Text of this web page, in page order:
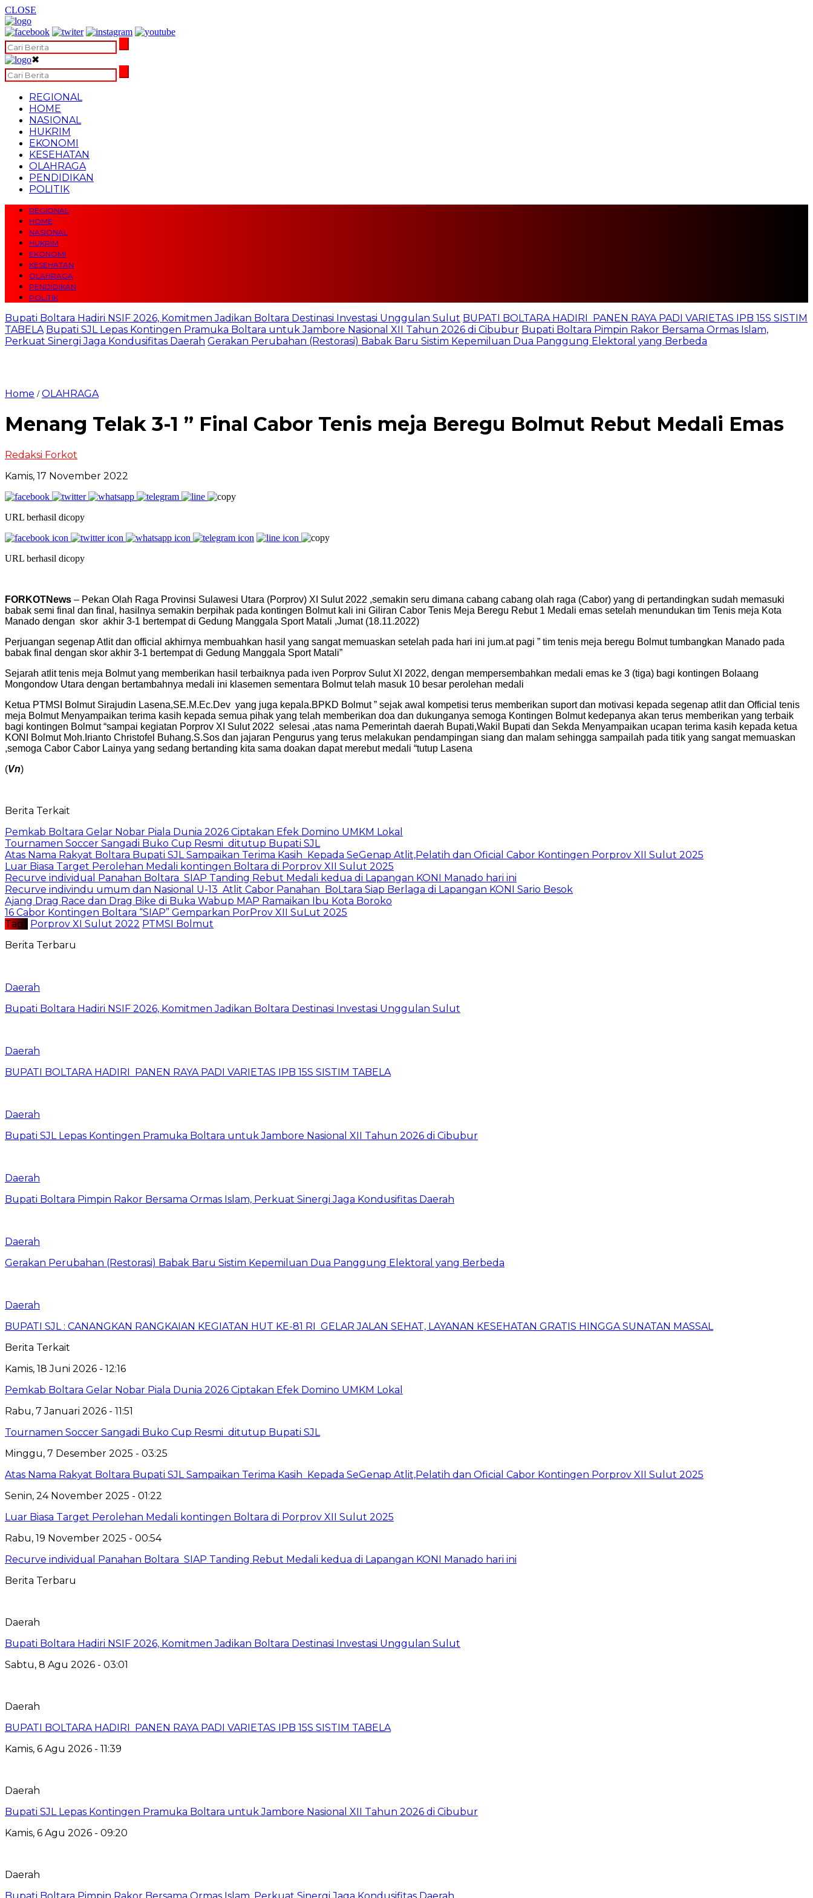
CLOSE
✖
REGIONAL
HOME
NASIONAL
HUKRIM
EKONOMI
KESEHATAN
OLAHRAGA
PENDIDIKAN
POLITIK
REGIONAL
HOME
NASIONAL
HUKRIM
EKONOMI
KESEHATAN
OLAHRAGA
PENDIDIKAN
POLITIK
Bupati Boltara Hadiri NSIF 2026, Komitmen Jadikan Boltara Destinasi Investasi Unggulan Sulut BUPATI BOLTARA HADIRI PANEN RAYA PADI VARIETAS IPB 15S SISTIM
TABELA Bupati SJL Lepas Kontingen Pramuka Boltara untuk Jambore Nasional XII Tahun 2026 di Cibubur Bupati Boltara Pimpin Rakor Bersama Ormas Islam,
Perkuat Sinergi Jaga Kondusifitas Daerah Gerakan Perubahan (Restorasi) Babak Baru Sistim Kepemiluan Dua Panggung Elektoral yang Berbeda
Home /OLAHRAGA
Menang Telak 3-1 ” Final Cabor Tenis meja Beregu Bolmut Rebut Medali Emas
Redaksi Forkot
Kamis, 17 November 2022
URL berhasil dicopy
URL berhasil dicopy
FORKOTNews – Pekan Olah Raga Provinsi Sulawesi Utara (Porprov) XI Sulut 2022 ,semakin seru dimana cabang cabang olah raga (Cabor) yang di pertandingkan sudah memasuki
babak semi final dan final, hasilnya semakin berpihak pada kontingen Bolmut kali ini Giliran Cabor Tenis Meja Beregu Rebut 1 Medali emas setelah menundukan tim Tenis meja Kota
Manado dengan skor akhir 3-1 bertempat di Gedung Manggala Sport Matali ,Jumat (18.11.2022)
Perjuangan segenap Atlit dan official akhirnya membuahkan hasil yang sangat memuaskan setelah pada hari ini jum.at pagi ” tim tenis meja beregu Bolmut tumbangkan Manado pada
babak final dengan skor akhir 3-1 bertempat di Gedung Manggala Sport Matali”
Sejarah atlit tenis meja Bolmut yang memberikan hasil terbaiknya pada iven Porprov Sulut XI 2022, dengan mempersembahkan medali emas ke 3 (tiga) bagi kontingen Bolaang
Mongondow Utara dengan bertambahnya medali ini klasemen sementara Bolmut telah masuk 10 besar perolehan medali
Ketua PTMSI Bolmut Sirajudin Lasena,SE.M.Ec.Dev yang juga kepala.BPKD Bolmut ” sejak awal kompetisi terus memberikan suport dan motivasi kepada segenap atlit dan Official tenis
meja Bolmut Menyampaikan terima kasih kepada semua pihak yang telah memberikan doa dan dukunganya semoga Kontingen Bolmut kedepanya akan terus memberikan yang terbaik
bagi kontingen Bolmut “sampai kegiatan Porprov XI Sulut 2022 selesai ,atas nama Pemerintah daerah Bupati,Wakil Bupati dan Sekda Menyampaikan ucapan terima kasih kepada ketua
KONI Bolmut Moh.Irianto Christofel Buhang.S.Sos dan jajaran Pengurus yang terus melakukan pendampingan siang dan malam sehingga sampailah pada titik yang sangat memuaskan
,semoga Cabor Cabor Lainya yang sedang bertanding kita sama doakan dapat merebut medali “tutup Lasena
(Vn)
Berita Terkait
‎Pemkab Boltara Gelar Nobar Piala Dunia 2026 Ciptakan Efek Domino UMKM Lokal
Tournamen Soccer Sangadi Buko Cup Resmi ditutup Bupati SJL
Atas Nama Rakyat Boltara Bupati SJL Sampaikan Terima Kasih Kepada SeGenap Atlit,Pelatih dan Oficial Cabor Kontingen Porprov XII Sulut 2025
Luar Biasa Target Perolehan Medali kontingen Boltara di Porprov XII Sulut 2025
‎Recurve individual Panahan Boltara SIAP Tanding Rebut Medali kedua di Lapangan KONI Manado hari ini
‎Recurve indivindu umum dan Nasional U-13 Atlit Cabor Panahan BoLtara Siap Berlaga di Lapangan KONI Sario Besok
Ajang Drag Race dan Drag Bike di Buka Wabup MAP Ramaikan Ibu Kota Boroko
‎16 Cabor Kontingen Boltara “SIAP” Gemparkan PorProv XII SuLut 2025
Tag :
Porprov XI Sulut 2022 PTMSI Bolmut
Berita Terbaru
Daerah
Bupati Boltara Hadiri NSIF 2026, Komitmen Jadikan Boltara Destinasi Investasi Unggulan Sulut
Daerah
BUPATI BOLTARA HADIRI PANEN RAYA PADI VARIETAS IPB 15S SISTIM TABELA
Daerah
Bupati SJL Lepas Kontingen Pramuka Boltara untuk Jambore Nasional XII Tahun 2026 di Cibubur
Daerah
Bupati Boltara Pimpin Rakor Bersama Ormas Islam, Perkuat Sinergi Jaga Kondusifitas Daerah
Daerah
Gerakan Perubahan (Restorasi) Babak Baru Sistim Kepemiluan Dua Panggung Elektoral yang Berbeda
Daerah
BUPATI SJL : CANANGKAN RANGKAIAN KEGIATAN HUT KE-81 RI GELAR JALAN SEHAT, LAYANAN KESEHATAN GRATIS HINGGA SUNATAN MASSAL
Berita Terkait
Kamis, 18 Juni 2026 - 12:16
‎Pemkab Boltara Gelar Nobar Piala Dunia 2026 Ciptakan Efek Domino UMKM Lokal
Rabu, 7 Januari 2026 - 11:51
Tournamen Soccer Sangadi Buko Cup Resmi ditutup Bupati SJL
Minggu, 7 Desember 2025 - 03:25
Atas Nama Rakyat Boltara Bupati SJL Sampaikan Terima Kasih Kepada SeGenap Atlit,Pelatih dan Oficial Cabor Kontingen Porprov XII Sulut 2025
Senin, 24 November 2025 - 01:22
Luar Biasa Target Perolehan Medali kontingen Boltara di Porprov XII Sulut 2025
Rabu, 19 November 2025 - 00:54
‎Recurve individual Panahan Boltara SIAP Tanding Rebut Medali kedua di Lapangan KONI Manado hari ini
Berita Terbaru
Daerah
Bupati Boltara Hadiri NSIF 2026, Komitmen Jadikan Boltara Destinasi Investasi Unggulan Sulut
Sabtu, 8 Agu 2026 - 03:01
Daerah
BUPATI BOLTARA HADIRI PANEN RAYA PADI VARIETAS IPB 15S SISTIM TABELA
Kamis, 6 Agu 2026 - 11:39
Daerah
Bupati SJL Lepas Kontingen Pramuka Boltara untuk Jambore Nasional XII Tahun 2026 di Cibubur
Kamis, 6 Agu 2026 - 09:20
Daerah